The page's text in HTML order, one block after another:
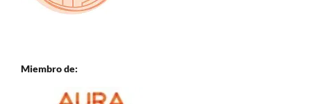
Miembro de: